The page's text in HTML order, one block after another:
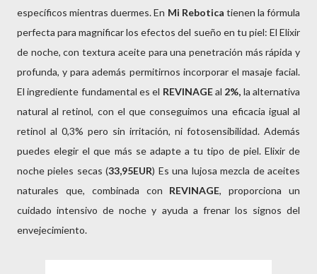
específicos mientras duermes. En Mi Rebotica tienen la fórmula
perfecta para magnificar los efectos del sueño en tu piel: El Elixir
de noche, con textura aceite para una penetración más rápida y
profunda, y para además permitirnos incorporar el masaje facial.
El ingrediente fundamental es el REVINAGEal 2%, la alternativa
natural al retinol, con el que conseguimos una eficacia igual al
retinol al 0,3% pero sin irritación, ni fotosensibilidad. Además
puedes elegir el que más se adapte a tu tipo de piel. Elixir de
noche pieles secas (33,95EUR) Es una lujosa mezcla de aceites
naturales que, combinada con REVINAGE, proporciona un
cuidado intensivo de noche y ayuda a frenar los signos del
envejecimiento.